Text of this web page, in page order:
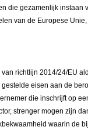
die gezamenlijk instaan
van de Europese
van richtlijn 2014/24/EU
eisen aan de
die inschrijft op
strenger mogen zijn
waarin de